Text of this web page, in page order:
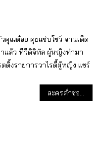
วคุณต๋อย คุยแซ่บโชว์ จานเด็ด
แล้ว ทีวีดิจิทัล ผู้หญิงทำมา
ตติ้งรายการวาไรตี้ผู้หญิง แชร์
ละครค่ำช่อง 7 “กาเหว่า” ฟันเรตติ้งตอนจบ 8.209